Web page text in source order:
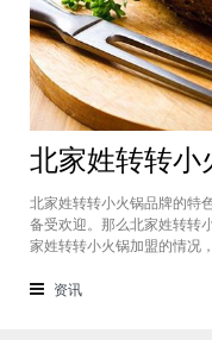
北家姓转转小火锅品牌的特
备受欢迎。那么北家姓转转
家姓转转小火锅加盟的情况
态存在着。北家姓转转小火
资讯